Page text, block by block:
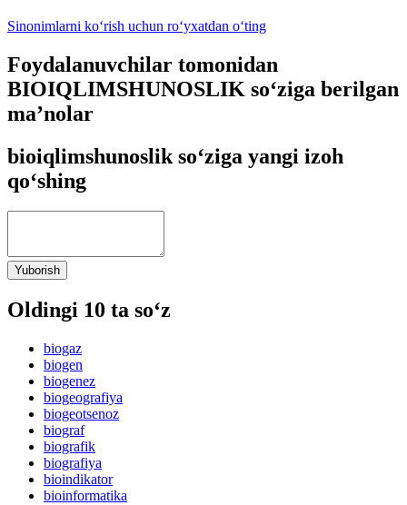
Sinonimlarni ko‘rish uchun ro‘yxatdan o‘ting
Foydalanuvchilar tomonidan
BIOIQLIMSHUNOSLIK so‘ziga berilgan
ma’nolar
bioiqlimshunoslik so‘ziga yangi izoh
qo‘shing
Yuborish
Oldingi 10 ta so‘z
biogaz
biogen
biogenez
biogeografiya
biogeotsenoz
biograf
biografik
biografiya
bioindikator
bioinformatika